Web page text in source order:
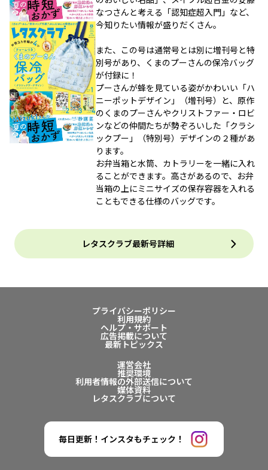
なつさんと考える「認知症超入門」など、
今知りたい情報が盛りだくさん。
また、この号は通常号とは別に増刊号と特
別号があり、くまのプーさんの保冷バッグ
が付録に！
プーさんが蜂を見ている姿がかわいい「ハ
ニーポットデザイン」（増刊号）と、原作
のくまのプーさんやクリストファー・ロビ
ンなどの仲間たちが勢ぞろいした「クラシ
ックプー」（特別号）デザインの２種があ
ります。
お弁当箱と水筒、カトラリーを一緒に入れ
ることができます。高さがあるので、お弁
当箱の上にミニサイズの保存容器を入れる
こともできる仕様のバッグです。
レタスクラブ最新号詳細
プライバシーポリシー
利用規約
ヘルプ・サポート
広告掲載について
最新トピックス
運営会社
推奨環境
利用者情報の外部送信について
媒体資料
レタスクラブについて
毎日更新！インスタもチェック！